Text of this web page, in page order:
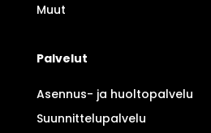
Muut
Palvelut
Asennus- ja huoltopalvelu
Suunnittelupalvelu